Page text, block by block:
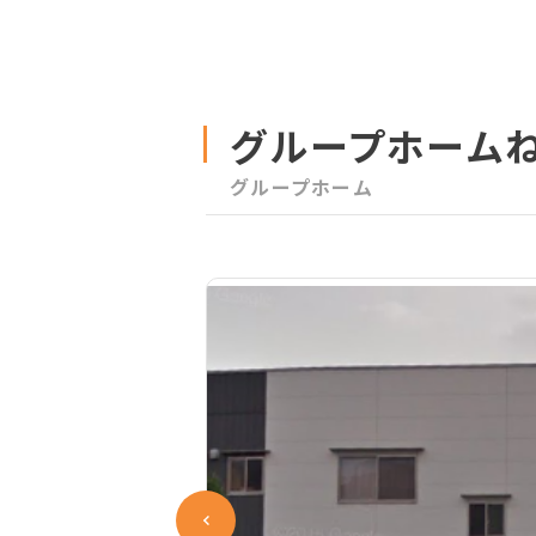
グループホーム
グループホーム